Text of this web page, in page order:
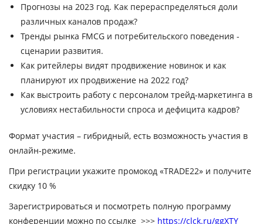
Прогнозы на 2023 год. Как перераспределяться доли
различных каналов продаж?
Тренды рынка FMCG и потребительского поведения -
сценарии развития.
Как ритейлеры видят продвижение новинок и как
планируют их продвижение на 2022 год?
Как выстроить работу с персоналом трейд-маркетинга в
условиях нестабильности спроса и дефицита кадров?
Формат участия – гибридный, есть возможность участия в
онлайн-режиме.
При регистрации укажите промокод «TRADE22» и получите
скидку 10 %
Зарегистрироваться и посмотреть полную программу
конференции можно по ссылке >>> https://clck.ru/ggXTY